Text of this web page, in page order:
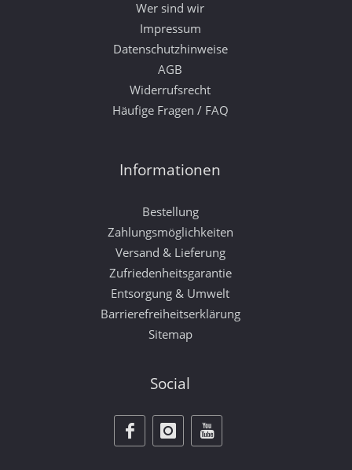
Wer sind wir
Impressum
Datenschutzhinweise
AGB
Widerrufsrecht
Häufige Fragen / FAQ
Informationen
Bestellung
Zahlungsmöglichkeiten
Versand & Lieferung
Zufriedenheitsgarantie
Entsorgung & Umwelt
Barrierefreiheitserklärung
Sitemap
Social